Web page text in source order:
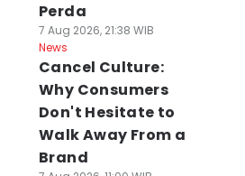
Perda
7 Aug 2026, 21:38 WIB
News
Cancel Culture:
Why Consumers
Don't Hesitate to
Walk Away From a
Brand